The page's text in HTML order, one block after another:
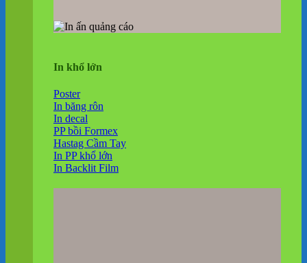
In khổ lớn
Poster
In băng rôn
In decal
PP bồi Formex
Hastag Cầm Tay
In PP khổ lớn
In Backlit Film